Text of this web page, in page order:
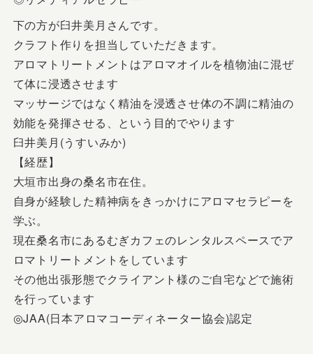
下の方が臼井美月さんです。
クラフト作りを担当していただきます。
アロマトリートメントはアロマオイルを植物油に混ぜ
て体に浸透させます
マッサージではなく精油を浸透させ体の不調に精油の
効能を発揮させる、という目的でやります
臼井美月(うすいみか)
【経歴】
大垣市出身の桑名市在住。
自身が経験した精神病をきっかけにアロマセラピーを
学ぶ。
現在桑名市にあるむぎカフェのレンタルスペースでア
ロマトリートメントをしています
その他出張形態でクライアント様のご自宅などで施術
を行っています
◎JAA(日本アロマコーディネーター協会)認定